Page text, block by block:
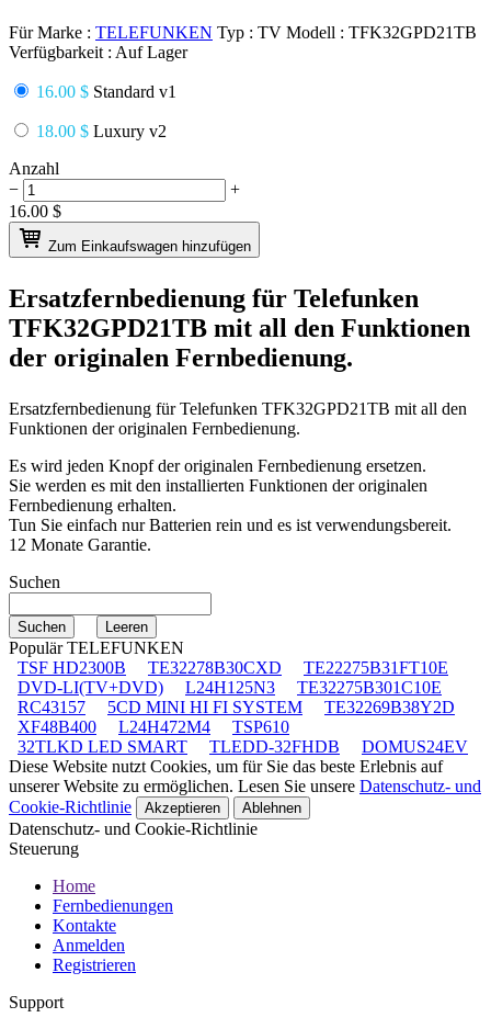
Für Marke : TELEFUNKEN Typ : TV Modell : TFK32GPD21TB
Verfügbarkeit : Auf Lager
16.00 $ Standard v1
18.00 $ Luxury v2
Anzahl
−
+
16.00 $
Zum Einkaufswagen hinzufügen
Ersatzfernbedienung für Telefunken
TFK32GPD21TB mit all den Funktionen
der originalen Fernbedienung.
Ersatzfernbedienung fürTelefunken TFK32GPD21TB mit all den
Funktionen der originalen Fernbedienung.
Es wird jeden Knopf der originalen Fernbedienung ersetzen.
Sie werden es mit den installierten Funktionen der originalen
Fernbedienung erhalten.
Tun Sie einfach nur Batterien rein und es ist verwendungsbereit.
12 Monate Garantie.
Suchen
Populär TELEFUNKEN
TSF HD2300B
TE32278B30CXD
TE22275B31FT10E
DVD-LI(TV+DVD)
L24H125N3
TE32275B301C10E
RC43157
5CD MINI HI FI SYSTEM
TE32269B38Y2D
XF48B400
L24H472M4
TSP610
32TLKD LED SMART
TLEDD-32FHDB
DOMUS24EV
Diese Website nutzt Cookies, um für Sie das beste Erlebnis auf
unserer Website zu ermöglichen. Lesen Sie unsere Datenschutz- und
Cookie-Richtlinie
Akzeptieren Ablehnen
Datenschutz- und Cookie-Richtlinie
Steuerung
Home
Fernbedienungen
Kontakte
Anmelden
Registrieren
Support